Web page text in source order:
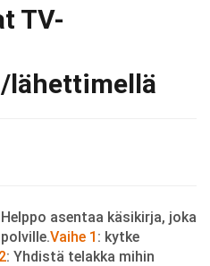
TV-
lähettimellä
asentaa käsikirja, joka
Vaihe 1 : kytke
: Yhdistä telakka mihin